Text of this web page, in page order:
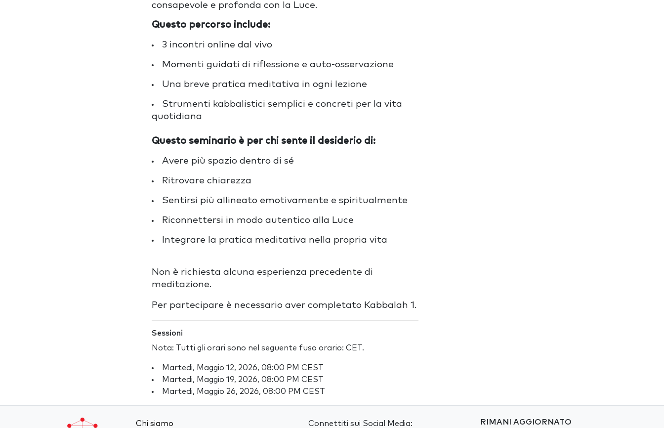
consapevole e profonda con la Luce.
Questo percorso include:
3 incontri online dal vivo
Momenti guidati di riflessione e auto-osservazione
Una breve pratica meditativa in ogni lezione
Strumenti kabbalistici semplici e concreti per la vita
quotidiana
Questo seminario è per chi sente il desiderio di:
Avere più spazio dentro di sé
Ritrovare chiarezza
Sentirsi più allineato emotivamente e spiritualmente
Riconnettersi in modo autentico alla Luce
Integrare la pratica meditativa nella propria vita
Non è richiesta alcuna esperienza precedente di
meditazione.
Per partecipare è necessario aver completato Kabbalah 1.
Sessioni
Nota: Tutti gli orari sono nel seguente fuso orario: CET.
Martedi, Maggio 12, 2026, 08:00 PM CEST
Martedi, Maggio 19, 2026, 08:00 PM CEST
Martedi, Maggio 26, 2026, 08:00 PM CEST
Chi siamo Connettiti sui Social Media: RIMANI AGGIORNATO